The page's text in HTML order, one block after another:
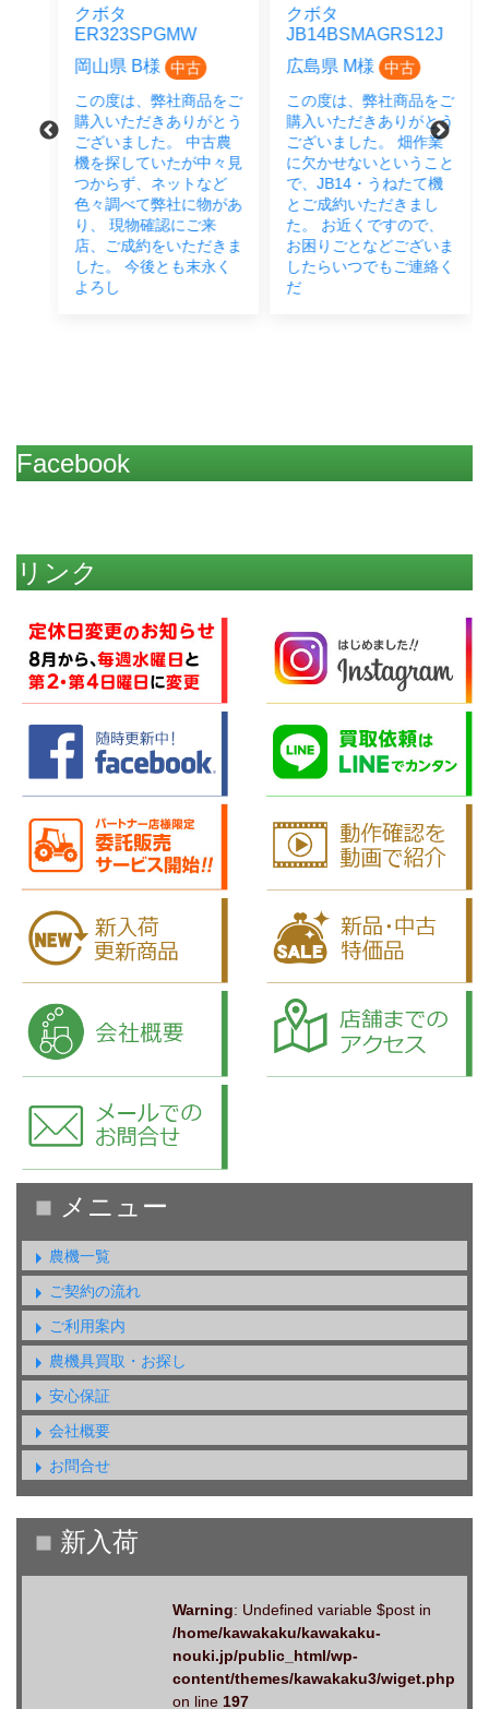
クボタ
ER323SPGMW
岡山県 B様 中古
この度は、弊社商品をご
購入いただきありがとう
ございました。 中古農
機を探していたが中々見
つからず、ネットなど
色々調べて弊社に物があ
り、 現物確認にご来
店、ご成約をいただきま
した。 今後とも末永く
よろし
クボタ
JB14BSMAGRS12J
広島県 M様 中古
この度は、弊社商品をご
購入いただきありがとう
ございました。 畑作業
に欠かせないということ
で、JB14・うねたて機
とご成約いただきまし
た。 お近くですので、
お困りごとなどございま
したらいつでもご連絡く
だ
Facebook
リンク
農機一覧
ご契約の流れ
ご利用案内
農機具買取・お探し
安心保証
会社概要
お問合せ
Warning: Undefined variable $post in
/home/kawakaku/kawakaku-
nouki.jp/public_html/wp-
content/themes/kawakaku3/wiget.php
on line 197